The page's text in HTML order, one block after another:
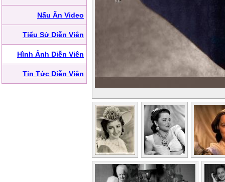
Nấu Ăn Video
Tiểu Sử Diễn Viên
Hình Ảnh Diễn Viên
Tin Tức Diễn Viên